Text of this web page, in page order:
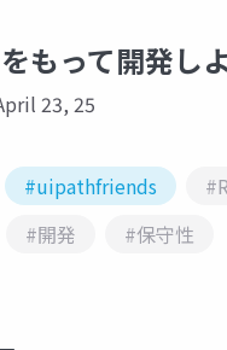
もって開発し
23, 25
#uipathfriends
#開発
#保守性